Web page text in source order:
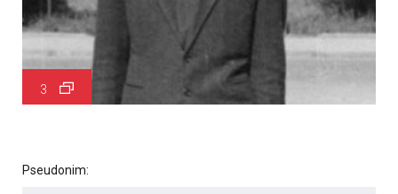
3
Pseudonim: